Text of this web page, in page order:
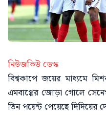
নিউজভিউ ডেস্ক
বিশ্বকাপে জয়ের মাধ্যমে
এমবাপ্পের জোড়া গোলে
তিন পয়েন্ট পেয়েছে দিদিয়ের